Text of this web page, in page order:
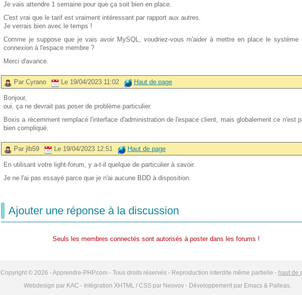
Je vais attendre 1 semaine pour que ça soit bien en place.
C'est vrai que le tarif est vraiment intéressant par rapport aux autres.
Je verrais bien avec le temps !
Comme je suppose que je vais avoir MySQL, voudriez-vous m'aider à mettre en place le système
connexion à l'espace membre ?
Merci d'avance.
Par Cyrano Le 19/04/2023 11:02 Haut de page
Bonjour,
oui, ça ne devrait pas poser de problème particulier.
Boxis a récemment remplacé l'interface d'administration de l'espace client, mais globalement ce n'est
bien compliqué.
Par jlb59 Le 19/04/2023 12:51 Haut de page
En utilisant votre light-forum, y a-t-il quelque de particulier à savoir.
Je ne l'ai pas essayé parce que je n'ai aucune BDD à disposition.
Ajouter une réponse à la discussion
Seuls les membres connectés sont autorisés à poster dans les forums !
Copyright © 2026 - Apprendre-PHP.com - Tous droits réservés - Reproduction interdite même partielle - haut de
Webdesign par KAC - Intégration XHTML / CSS par Neovov - Développement par Emacs & Palleas.